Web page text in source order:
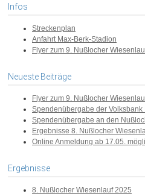
Infos
Streckenplan
Anfahrt Max-Berk-Stadion
Flyer zum 9. Nußlocher
Neueste Beiträge
Flyer zum 9. Nußlocher
Spendenübergabe der Volksbank
Spendenübergabe an den
Ergebnisse 8. Nußlocher
Online Anmeldung ab 17.05.
Ergebnisse
8. Nußlocher Wiesenlauf 2025